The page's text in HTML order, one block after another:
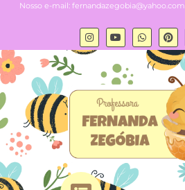
Nosso e-mail: fernandazegobia@yahoo.com